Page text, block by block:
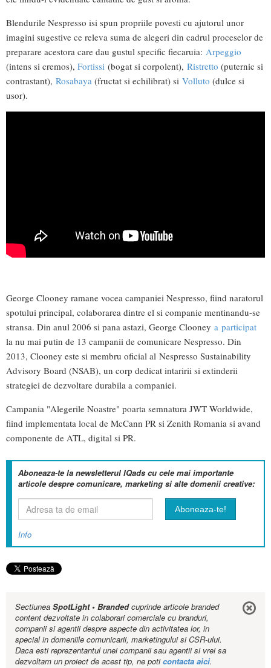
Blendurile Nespresso isi spun propriile povesti cu ajutorul unor
imagini sugestive ce releva suma de alegeri din cadrul proceselor de
preparare acestora care dau gustul specific fiecaruia: Arpeggio
(intens si cremos), Fortissi (bogat si corpolent), Ristretto (puternic si
contrastant), Rosabaya (fructat si echilibrat) si Volluto (dulce si
usor).
George Clooney ramane vocea campaniei Nespresso, fiind naratorul
spotului principal, colaborarea dintre el si companie mentinandu-se
stransa. Din anul 2006 si pana astazi, George Clooney a participat
la nu mai putin de 13 campanii de comunicare Nespresso. Din
2013, Clooney este si membru oficial al Nespresso Sustainability
Advisory Board (NSAB), un corp dedicat intaririi si extinderii
strategiei de dezvoltare durabila a companiei.
Campania "Alegerile Noastre" poarta semnatura JWT Worldwide,
fiind implementata local de McCann PR si Zenith Romania si avand
componente de ATL, digital si PR.
Aboneaza-te la newsletterul IQads cu cele mai importante
articole despre comunicare, marketing si alte domenii creative:
Info
Sectiunea SpotLight • Brandedcuprinde articole branded
content dezvoltate in colaborari comerciale cu branduri,
companii si agentii despre aspecte din activitatea lor, in
special in domeniile comunicarii, marketingului si CSR-ului.
Daca esti reprezentantul unei companii sau agentii si vrei sa
dezvoltam un proiect de acest tip, ne poticontacta aici.